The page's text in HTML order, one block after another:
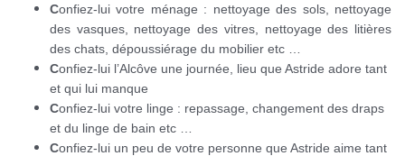
Confiez-lui votre ménage : nettoyage des sols, nettoyage
des vasques, nettoyage des vitres, nettoyage des litières
des chats, dépoussiérage du mobilier etc …
Confiez-lui l’Alcôve une journée, lieu que Astride adore tant
et qui lui manque
Confiez-lui votre linge : repassage, changement des draps
et du linge de bain etc …
Confiez-lui un peu de votre personne que Astride aime tant